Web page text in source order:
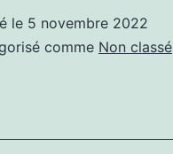
sac
le 5 novembre 2022
comme Non classé